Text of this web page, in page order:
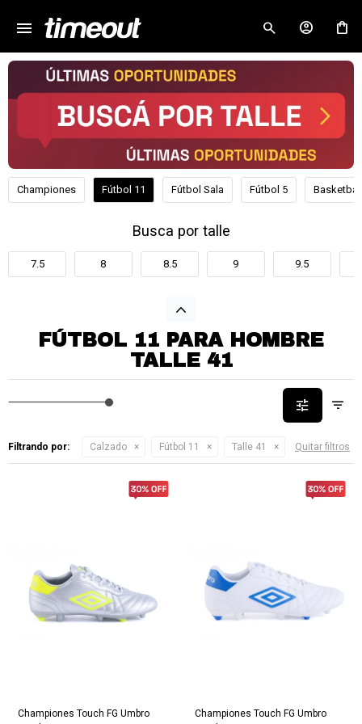
menu
Championes Fútbol 11 Fútbol Sala Fútbol 5 Basketball
Busca por talle
7.5 8 8.5 9 9.5
FÚTBOL 11 PARA HOMBRE
TALLE 41
Filtrando por: Calzado Fútbol 11 Talle 41 Quitar filtros
Championes Touch FG Umbro
Championes Touch FG Umbro